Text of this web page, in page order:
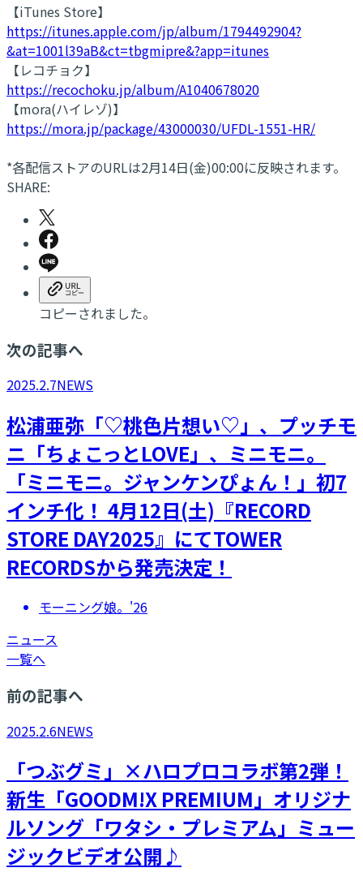
【iTunes Store】
https://itunes.apple.com/jp/album/1794492904?
&at=1001l39aB&ct=tbgmipre&?app=itunes
【レコチョク】
https://recochoku.jp/album/A1040678020
【mora(ハイレゾ)】
https://mora.jp/package/43000030/UFDL-1551-HR/
*各配信ストアのURLは2月14日(金)00:00に反映されます。
SHARE:
コピーされました。
次の記事へ
2025.2.7NEWS
松浦亜弥「♡桃色片想い♡」、プッチモ
ニ「ちょこっとLOVE」、ミニモニ。
「ミニモニ。ジャンケンぴょん！」初7
インチ化！ 4月12日(土)『RECORD
STORE DAY2025』にてTOWER
RECORDSから発売決定！
モーニング娘。'26
ニュース
一覧へ
前の記事へ
2025.2.6NEWS
「つぶグミ」×ハロプロコラボ第2弾！
新生「GOODM!X PREMIUM」オリジナ
ルソング「ワタシ・プレミアム」ミュー
ジックビデオ公開♪